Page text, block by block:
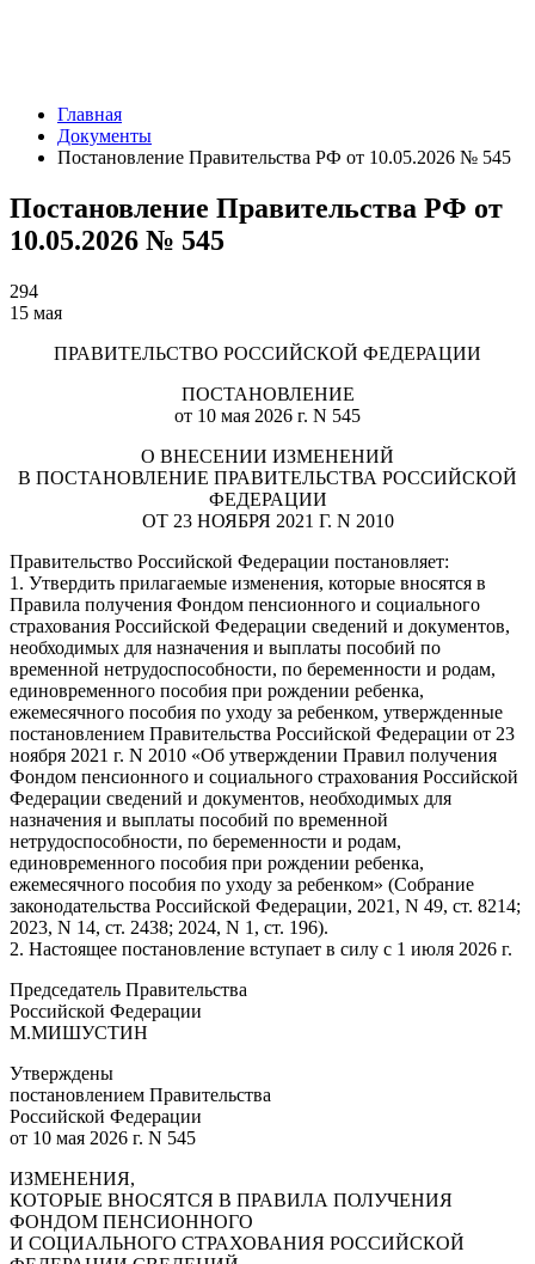
Главная
Документы
Постановление Правительства РФ от 10.05.2026 № 545
Постановление Правительства РФ от
10.05.2026 № 545
294
15 мая
ПРАВИТЕЛЬСТВО РОССИЙСКОЙ ФЕДЕРАЦИИ
ПОСТАНОВЛЕНИЕ
от 10 мая 2026 г. N 545
О ВНЕСЕНИИ ИЗМЕНЕНИЙ
В ПОСТАНОВЛЕНИЕ ПРАВИТЕЛЬСТВА РОССИЙСКОЙ
ФЕДЕРАЦИИ
ОТ 23 НОЯБРЯ 2021 Г. N 2010
Правительство Российской Федерации постановляет:
1. Утвердить прилагаемые изменения, которые вносятся в
Правила получения Фондом пенсионного и социального
страхования Российской Федерации сведений и документов,
необходимых для назначения и выплаты пособий по
временной нетрудоспособности, по беременности и родам,
единовременного пособия при рождении ребенка,
ежемесячного пособия по уходу за ребенком, утвержденные
постановлением Правительства Российской Федерации от 23
ноября 2021 г. N 2010 «Об утверждении Правил получения
Фондом пенсионного и социального страхования Российской
Федерации сведений и документов, необходимых для
назначения и выплаты пособий по временной
нетрудоспособности, по беременности и родам,
единовременного пособия при рождении ребенка,
ежемесячного пособия по уходу за ребенком» (Собрание
законодательства Российской Федерации, 2021, N 49, ст. 8214;
2023, N 14, ст. 2438; 2024, N 1, ст. 196).
2. Настоящее постановление вступает в силу с 1 июля 2026 г.
Председатель Правительства
Российской Федерации
М.МИШУСТИН
Утверждены
постановлением Правительства
Российской Федерации
от 10 мая 2026 г. N 545
ИЗМЕНЕНИЯ,
КОТОРЫЕ ВНОСЯТСЯ В ПРАВИЛА ПОЛУЧЕНИЯ
ФОНДОМ ПЕНСИОННОГО
И СОЦИАЛЬНОГО СТРАХОВАНИЯ РОССИЙСКОЙ